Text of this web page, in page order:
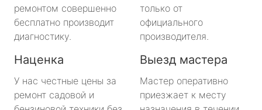
ремонтом совершенно
бесплатно производит
диагностику.
только от
официального
производителя.
Наценка
У нас честные цены за
ремонт садовой и
Выезд мастера
Мастер оперативно
приезжает к месту